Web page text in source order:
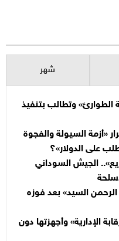
شهر
الطوارئ» وتطالب بتنفيذ
«أزمة السيولة والفجوة
على الدولار»؟
الجيش السوداني
السيد» بعد فوزه
الإدارية» وأجهزتها دون